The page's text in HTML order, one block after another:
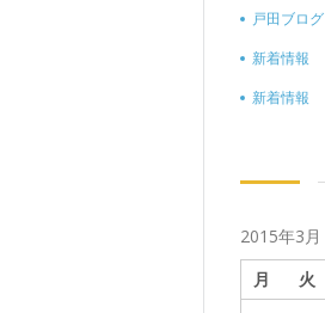
戸田ブログ
新着情報
新着情報
2015年3月
月
火